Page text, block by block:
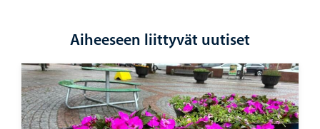
Aiheeseen liittyvät uutiset